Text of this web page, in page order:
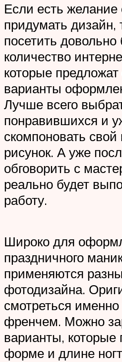
Если есть желание
придумать дизайн,
посетить
количество
которые
варианты
Лучше всего
понравившихся и
скомпоновать
рисунок. А уже
обговорить с
реально будет
работу.
Широко для
праздничного
применяются
фотодизайна.
смотреться
френчем. Можно
варианты, которые
форме и длине